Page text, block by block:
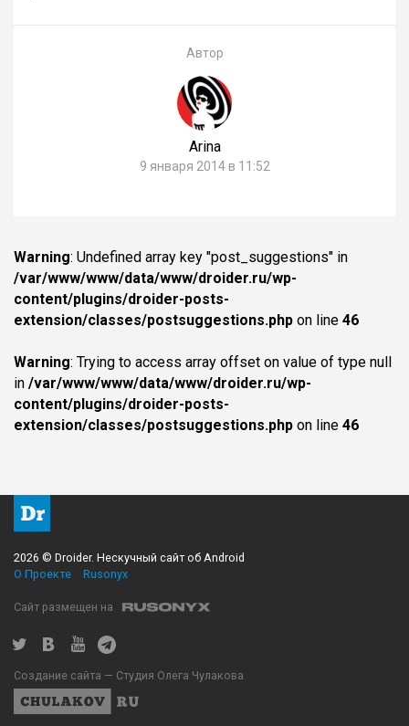
Автор
Arina
9 января 2014 в 11:52
Warning: Undefined array key "post_suggestions" in
/var/www/www/data/www/droider.ru/wp-
content/plugins/droider-posts-
extension/classes/postsuggestions.php on line 46
Warning: Trying to access array offset on value of type null
in /var/www/www/data/www/droider.ru/wp-
content/plugins/droider-posts-
extension/classes/postsuggestions.php on line 46
2026 © Droider. Нескучный сайт об Android
О Проекте
Rusonyx
Сайт размещен на
Создание сайта — Студия Олега Чулакова